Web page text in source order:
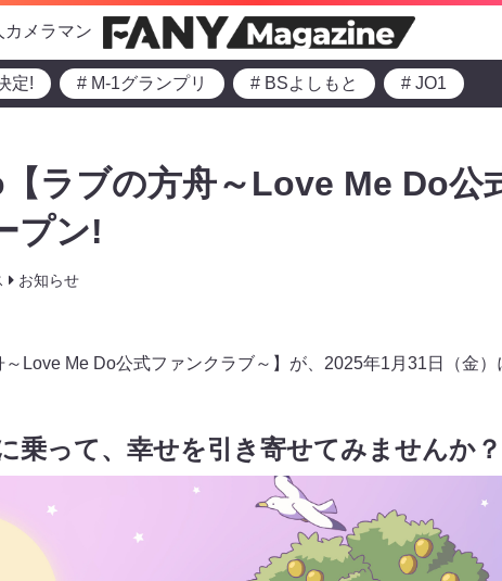
メラマン
定! # M-1グランプリ # BSよしもと # JO1
ラブの方舟～Love Me Do公
プン!
お知らせ
Love Me Do公式ファンクラブ～】が、2025年1月31日（金）
乗って、幸せを引き寄せてみませんか？